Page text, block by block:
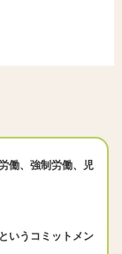
働、強制労働、児
いうコミットメン